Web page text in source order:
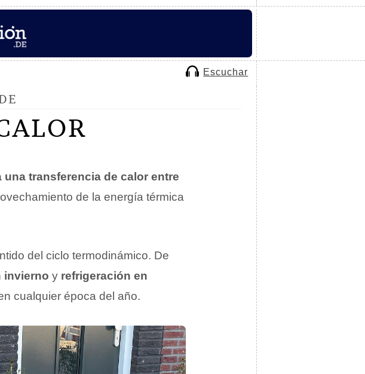
Escuchar
una transferencia de calor entre
de la energía térmica
del ciclo termodinámico. De
invierno y refrigeración en
cualquier época del año.